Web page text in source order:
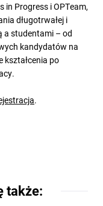
in Progress i OPTeam,
długotrwałej i
a studentami – od
kandydatów na
kształcenia po
.
także: